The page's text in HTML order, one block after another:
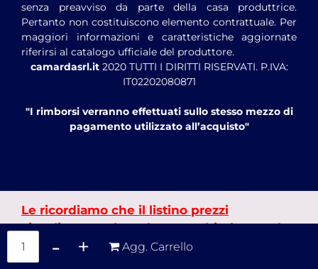
Agg. Carrello
senza preavviso da parte della casa produttrice.
Pertanto non costituiscono elemento contrattuale. Per
maggiori informazioni e caratteristiche aggiornate
riferirsi al catalogo ufficiale del produttore.
camardasrl.it2020 TUTTI I DIRITTI RISERVATI. P.IVA:
IT02202080871
"I rimborsi verranno effettuati sullo stesso mezzo di
pagamento utilizzato all’acquisto"
Le ricordiamo che il listino prezzi
visualizzato nel catalogo cambierà entro le
24h dalla registrazione utente.